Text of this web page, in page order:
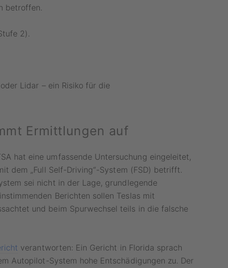
betroffen.
2).
Lidar – ein Risiko für die
Ermittlungen auf
hat eine umfassende Untersuchung eingeleitet,
dem „Full Self-Driving“-System (FSD) betrifft.
sei nicht in der Lage, grundlegende
Berichten sollen Teslas mit
und beim Spurwechsel teils in die falsche
verantworten: Ein Gericht in Florida sprach
Autopilot-System hohe Entschädigungen zu. Der